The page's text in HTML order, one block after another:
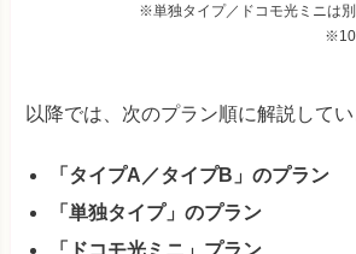
※単独タイプ／ドコモ光ミニは
※10
以降では、次のプラン順に解説してい
「タイプA／タイプB」のプラン
「単独タイプ」のプラン
「ドコモ光ミニ」プラン